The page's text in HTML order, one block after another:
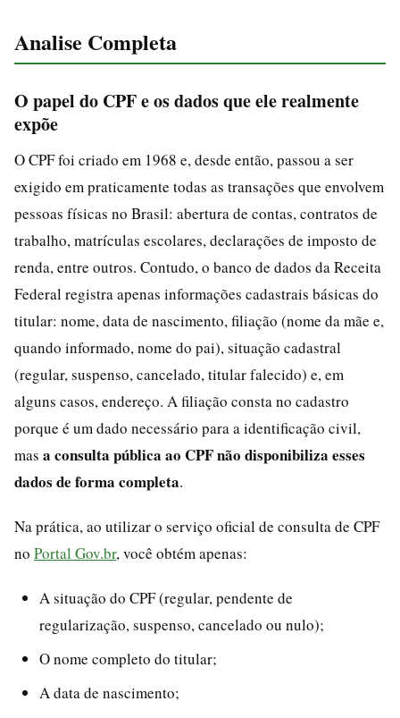
Analise Completa
O papel do CPF e os dados que ele realmente
expõe
O CPF foi criado em 1968 e, desde então, passou a ser
exigido em praticamente todas as transações que envolvem
pessoas físicas no Brasil: abertura de contas, contratos de
trabalho, matrículas escolares, declarações de imposto de
renda, entre outros. Contudo, o banco de dados da Receita
Federal registra apenas informações cadastrais básicas do
titular: nome, data de nascimento, filiação (nome da mãe e,
quando informado, nome do pai), situação cadastral
(regular, suspenso, cancelado, titular falecido) e, em
alguns casos, endereço. A filiação consta no cadastro
porque é um dado necessário para a identificação civil,
mas a consulta pública ao CPF não disponibiliza esses
dados de forma completa.
Na prática, ao utilizar o serviço oficial de consulta de CPF
no Portal Gov.br, você obtém apenas:
A situação do CPF (regular, pendente de
regularização, suspenso, cancelado ou nulo);
O nome completo do titular;
A data de nascimento;